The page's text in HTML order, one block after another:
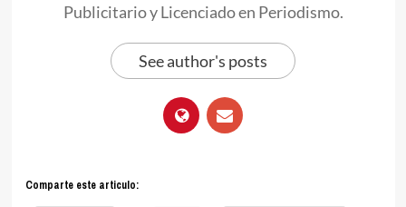
Publicitario y Licenciado en Periodismo.
See author's posts
Comparte este articulo: